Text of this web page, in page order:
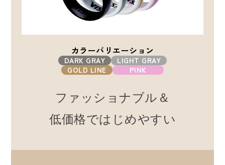
カラーバリエーション
DARK GRAY
LIGHT GRAY
GOLD LINE
PINK
ファッショナブル＆
低価格ではじめやすい